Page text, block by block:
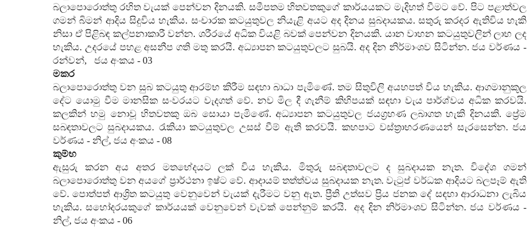
බලාපොරොත්තු රහිත වැයක් පෙන්වන දිනයකි. සමීපතම හිතවතකුගේ කාර්යයකට මැදිහත් වීමට වේ. පිට පළාත්වල
ගමන් බිමන් ආදිය සිදුවිය හැකිය. සංචාරක කටයුතුවල නියැළි අයට අද දිනය සුබදායකය. සතුරු කරදර ඇතිවිය හැකි
නිසා ඒ පිළිබඳ කල්පනාකාරී වන්න. ශරීරයේ අධික වියළි බවක් පෙන්වන දිනයකි. යාන වාහන කටයුතුවලින් ලාභ ලද
හැකිය. උදරයේ පහළ අසනීප ගති මතු කරයි. අධ්‍යාපන කටයුතුවලට සුබයි. අද දින නිර්මාංශව සිටින්න. ජය වර්ණය -
රන්වන්, ජය අංකය - 03
මකර
බලාපොරොත්තු වන සුබ කටයුතු ආරම්භ කිරීම සඳහා බාධා පැමිණේ. තම සිතුවිලි අයහපත් විය හැකිය. ආගමානුකූල
දේට යොමු වීම මානසික සංවරයට වැදගත් වේ. නව මිල දී ගැනීම් කිහිපයක් සඳහා වැය පාර්ශ්වය අධික කරවයි.
කලකින් හමු නොවූ හිතවතකු ඔබ සොයා පැමිණේ. අධ්‍යාපන කටයුතුවල ජයග්‍රහණ ලබාගත හැකි දිනයකි. ප්‍රේම
සබඳතාවලට සුබදායකය. රැකියා කටයුතුවල උසස් වීම් ඇති කරවයි. කහපාට වස්ත්‍රාභරණයෙන් සැරසෙන්න. ජය
වර්ණය - නිල්, ජය අංකය - 08
කුම්භ
ඇසුරු කරන අය අතර මතභේදයට ලක් විය හැකිය. මිතුරු සබඳතාවලට ද සුබදායක නැත. විදේශ ගමන්
බලාපොරොත්තු වන අයගේ ප්‍රාර්ථනා ඉෂ්ට වේ. ආදායම් තත්ත්වය සුබදායක නැත. වැටුප් වර්ධක ආදියට බලපෑම් ඇති
වේ. පොත්පත් ආශ්‍රිත කටයුතු වෙනුවෙන් වැයක් දැරීමට වනු ඇත. ප්‍රීති උත්සව ප්‍රිය ජනක දේ සඳහා ආරාධනා ලැබිය
හැකිය. සහෝදරයකුගේ කාර්යයක් වෙනුවෙන් වැවක් පෙන්නුම් කරයි.
අද දින නිර්මාංශව සිටින්න. ජය වර්ණය -
නිල්, ජය අංකය - 06